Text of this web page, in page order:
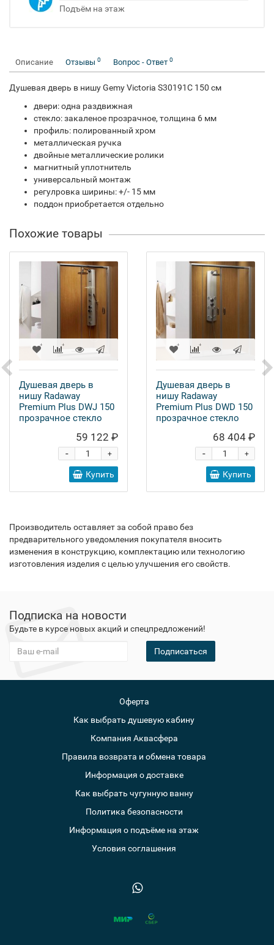
Подъём на этаж
Описание Отзывы 0 Вопрос - Ответ 0
Душевая дверь в нишу Gemy Victoria S30191C 150 см
двери: одна раздвижная
стекло: закаленое прозрачное, толщина 6 мм
профиль: полированный хром
металлическая ручка
двойные металлические ролики
магнитный уплотнитель
универсальный монтаж
регулровка ширины: +/- 15 мм
поддон приобретается отдельно
Похожие товары
Душевая дверь в
нишу Radaway
Premium Plus DWJ 150
прозрачное стекло
59 122 ₽
+
-
Купить
Душевая дверь в
нишу Radaway
Premium Plus DWD 150
прозрачное стекло
68 404 ₽
+
-
Купить
Производитель оставляет за собой право без
предварительного уведомления покупателя вносить
изменения в конструкцию, комплектацию или технологию
изготовления изделия с целью улучшения его свойств.
Подписка на новости
Будьте в курсе новых акций и спецпредложений!
Подписаться
Оферта
Как выбрать душевую кабину
Компания Аквасфера
Правила возврата и обмена товара
Информация о доставке
Как выбрать чугунную ванну
Политика безопасности
Информация о подъёме на этаж
Условия соглашения